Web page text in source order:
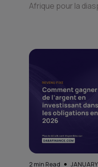
Afrique pour la
2 min Read